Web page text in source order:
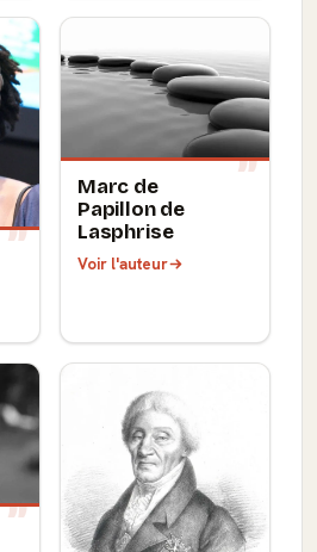
Marc de
Papillon de
Lasphrise
Voir l'auteur